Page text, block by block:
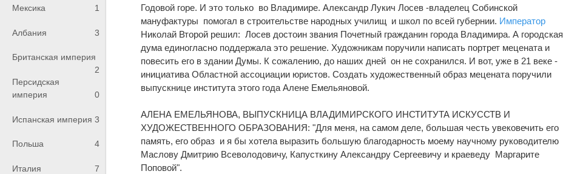
Мексика 1
Албания 3
Британская империя
2
Персидская
империя
0
Испанская империя 3
Польша 4
Италия 7
Годовой горе. И это только во Владимире. Александр Лукич Лосев -владелец Собинской
мануфактуры помогал в строительстве народных училищ и школ по всей губернии. Император
Николай Второй решил: Лосев достоин звания Почетный гражданин города Владимира. А городская
дума единогласно поддержала это решение. Художникам поручили написать портрет мецената и
повесить его в здании Думы. К сожалению, до наших дней он не сохранился. И вот, уже в 21 веке -
инициатива Областной ассоциации юристов. Создать художественный образ мецената поручили
выпускнице института этого года Алене Емельяновой.
АЛЕНА ЕМЕЛЬЯНОВА, ВЫПУСКНИЦА ВЛАДИМИРСКОГО ИНСТИТУТА ИСКУССТВ И
ХУДОЖЕСТВЕННОГО ОБРАЗОВАНИЯ: "Для меня, на самом деле, большая честь увековечить его
память, его образ и я бы хотела выразить большую благодарность моему научному руководителю
Маслову Дмитрию Всеволодовичу, Капусткину Александру Сергеевичу и краеведу Маргарите
Поповой".